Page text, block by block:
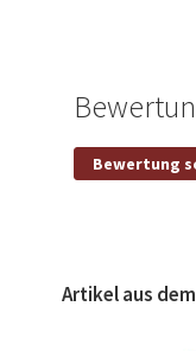
images
Eigene
Bewertung
Artikel aus